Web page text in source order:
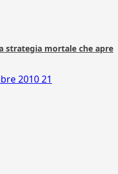
strategia mortale che apre
201021